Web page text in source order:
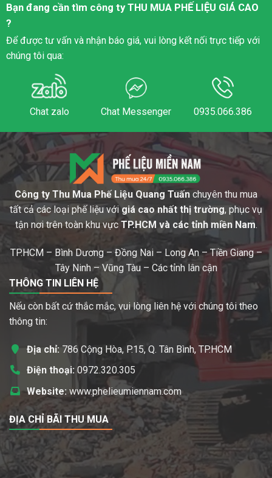
Bạn đang cần tìm công tyTHU MUA PHẾ LIỆU GIÁ CAO
?
Để được tư vấn và nhận báo giá, vui lòng kết nối trực tiếp với
chúng tôi qua:
Chat zalo Chat Messenger 0935.066.386
Công ty Thu Mua Phế Liệu Quang Tuấn chuyên thu mua
tất cả các loại phế liệu vớigiá cao nhất thị trường, phục vụ
tận nơi trên toàn khu vực TP.HCM và các tỉnh miền Nam.
TP.HCM – Bình Dương – Đồng Nai – Long An – Tiền Giang –
Tây Ninh – Vũng Tàu – Các tỉnh lân cận
THÔNG TIN LIÊN HỆ
Nếu còn bất cứ thắc mắc, vui lòng liên hệ với chúng tôi theo
thông tin:
Địa chỉ: 786 Cộng Hòa, P.15, Q. Tân Bình, TP.HCM
Điện thoại: 0972.320.305
Website: www.phelieumiennam.com
ĐỊA CHỈ BÃI THU MUA